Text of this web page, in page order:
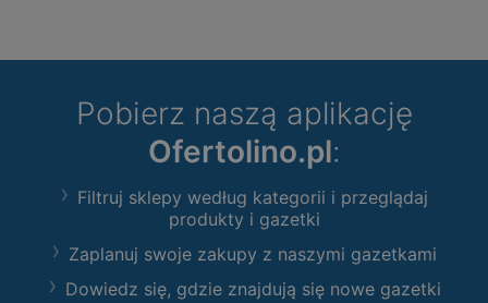
Pobierz naszą aplikację
Ofertolino.pl:
Filtruj sklepy według kategorii i przeglądaj
produkty i gazetki
Zaplanuj swoje zakupy z naszymi gazetkami
Dowiedz się, gdzie znajdują się nowe gazetki